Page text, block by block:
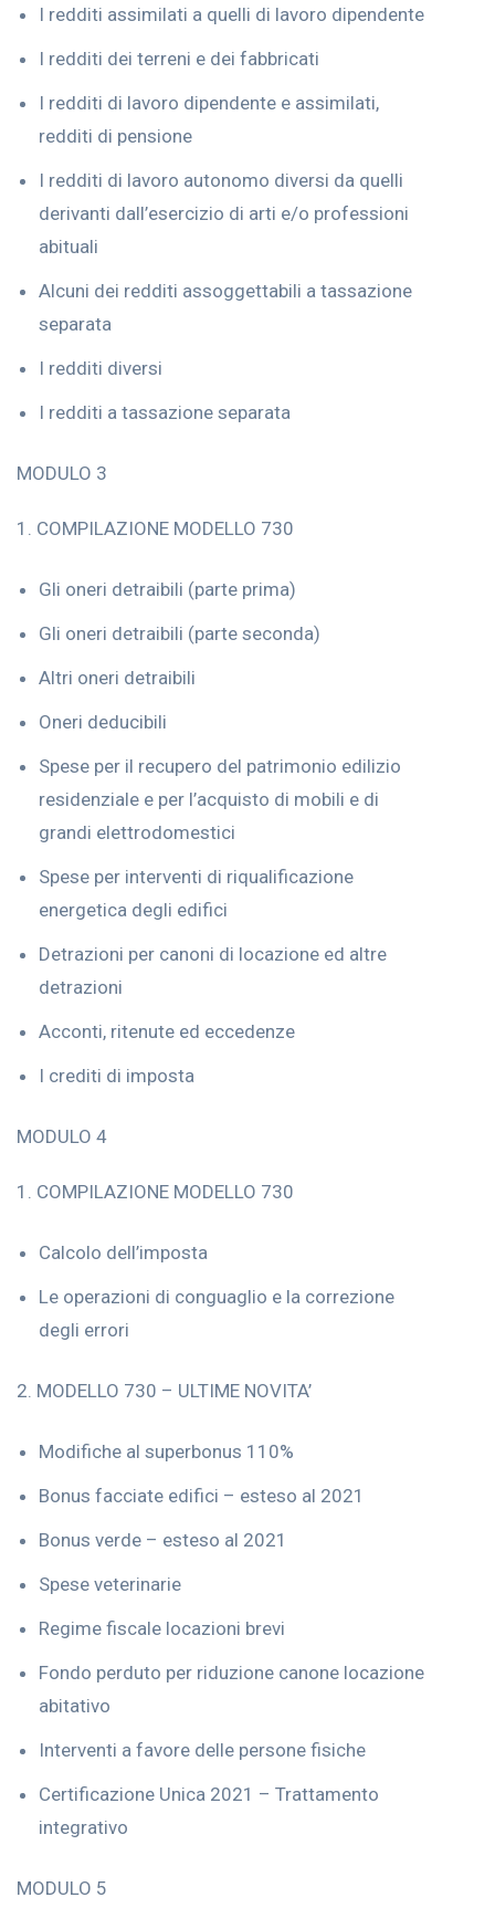
I redditi assimilati a quelli di lavoro dipendente
I redditi dei terreni e dei fabbricati
I redditi di lavoro dipendente e assimilati,
redditi di pensione
I redditi di lavoro autonomo diversi da quelli
derivanti dall’esercizio di arti e/o professioni
abituali
Alcuni dei redditi assoggettabili a tassazione
separata
I redditi diversi
I redditi a tassazione separata
MODULO 3
1. COMPILAZIONE MODELLO 730
Gli oneri detraibili (parte prima)
Gli oneri detraibili (parte seconda)
Altri oneri detraibili
Oneri deducibili
Spese per il recupero del patrimonio edilizio
residenziale e per l’acquisto di mobili e di
grandi elettrodomestici
Spese per interventi di riqualificazione
energetica degli edifici
Detrazioni per canoni di locazione ed altre
detrazioni
Acconti, ritenute ed eccedenze
I crediti di imposta
MODULO 4
1. COMPILAZIONE MODELLO 730
Calcolo dell’imposta
Le operazioni di conguaglio e la correzione
degli errori
2. MODELLO 730 – ULTIME NOVITA’
Modifiche al superbonus 110%
Bonus facciate edifici – esteso al 2021
Bonus verde – esteso al 2021
Spese veterinarie
Regime fiscale locazioni brevi
Fondo perduto per riduzione canone locazione
abitativo
Interventi a favore delle persone fisiche
Certificazione Unica 2021 – Trattamento
integrativo
MODULO 5